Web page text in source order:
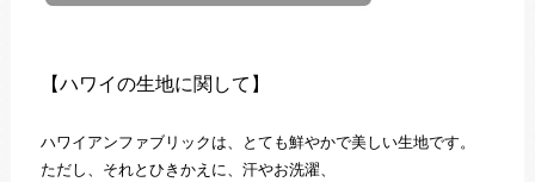
【ハワイの生地に関して】
ハワイアンファブリックは、とても鮮やかで美しい生地です。
ただし、それとひきかえに、汗やお洗濯、